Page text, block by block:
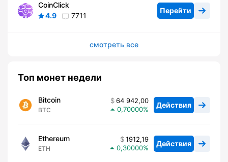
CoinClick
4.9
7711
Перейти
смотреть все
Топ монет недели
Bitcoin
BTC
64 942,00
0,70000
Действия
Ethereum
ETH
1912,19
0,30000
Действия